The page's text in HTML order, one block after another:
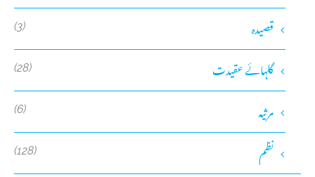
قصیدہ (3)
گلہائے عقیدت (28)
مرثیہ (6)
نظم (128)